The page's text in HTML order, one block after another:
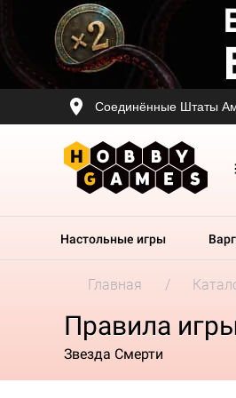
Соединённые Штаты
Настольные игры
Главная
Правила
Звезда Смерти